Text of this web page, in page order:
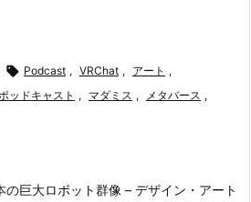
 Podcast , VRChat , アート ,
ッドキャスト , マダミス , メタバース ,
の巨大ロボット群像 – デザイン・アート